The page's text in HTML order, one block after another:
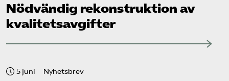
Nödvändig rekonstruktion av
kvalitetsavgifter
5 juni Nyhetsbrev